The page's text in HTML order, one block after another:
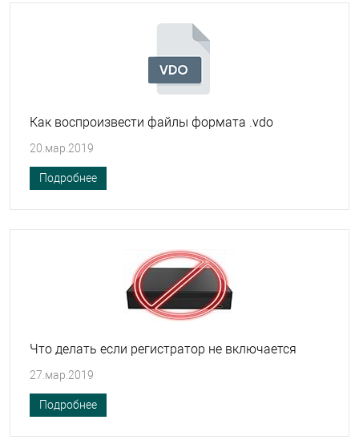
Как воспроизвести файлы формата .vdo
20.мар.2019
Подробнее
Что делать если регистратор не включается
27.мар.2019
Подробнее